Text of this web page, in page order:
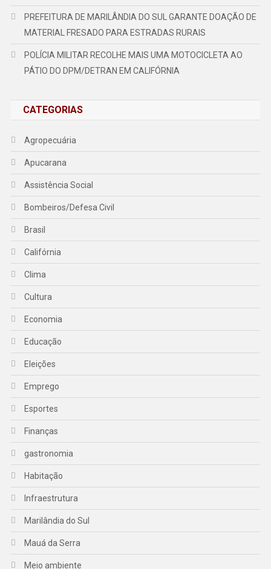
PREFEITURA DE MARILÂNDIA DO SUL GARANTE DOAÇÃO DE
MATERIAL FRESADO PARA ESTRADAS RURAIS
POLÍCIA MILITAR RECOLHE MAIS UMA MOTOCICLETA AO
PÁTIO DO DPM/DETRAN EM CALIFÓRNIA
CATEGORIAS
Agropecuária
Apucarana
Assistência Social
Bombeiros/Defesa Civil
Brasil
Califórnia
Clima
Cultura
Economia
Educação
Eleições
Emprego
Esportes
Finanças
gastronomia
Habitação
Infraestrutura
Marilândia do Sul
Mauá da Serra
Meio ambiente